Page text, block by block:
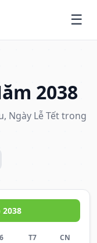
2038
Ngày Lễ Tết trong
2038
T7 CN